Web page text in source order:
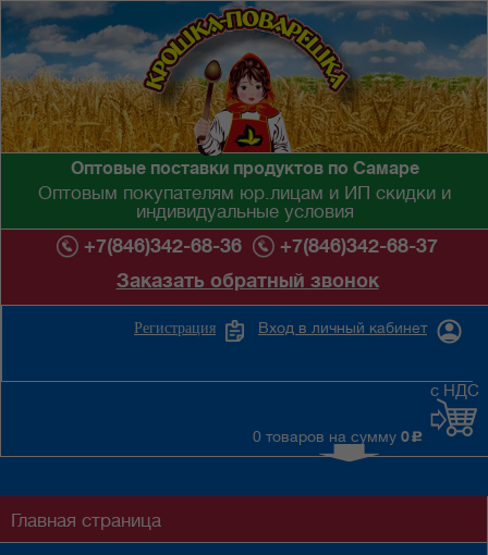
Оптовые поставки продуктов по Самаре
Оптовым покупателям юр.лицам и ИП скидки и
индивидуальные условия
+7(846)342-68-36
+7(846)342-68-37
Заказать обратный звонок
Вход в личный кабинет
Регистрация
0 товаров на сумму 0 c
с НДС
Главная страница